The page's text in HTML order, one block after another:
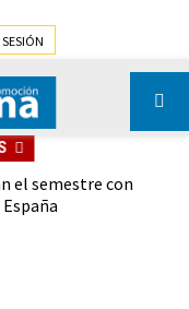
el semestre con